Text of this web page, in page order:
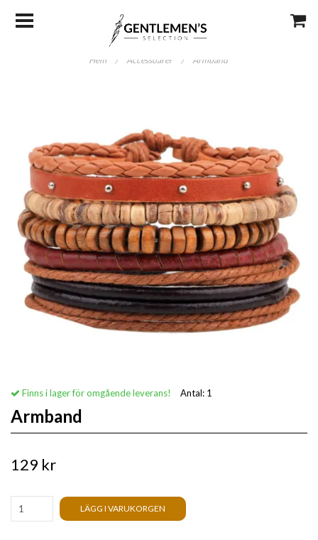
Hem / Accessoarer / Armband
Finns i lager för omgående leverans! Antal: 1
Armband
129 kr
LÄGG I VARUKORGEN